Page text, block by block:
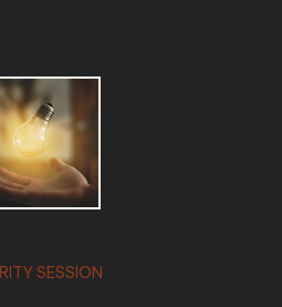
SESSION